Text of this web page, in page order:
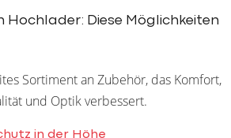
Hochlader: Diese Möglichkeiten
Sortiment an Zubehör, das Komfort,
und Optik verbessert.
in der Höhe